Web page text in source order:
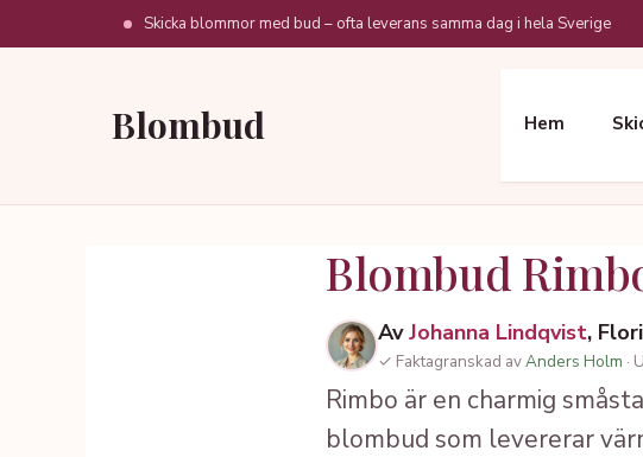
till
Skicka blommor med bud – ofta leverans samma dag i hela Sverige
Blombud Hem
Blombud
AvJohanna Lindqvist,
✓ Faktagranskad avAnders Holm ·
Rimbo är en charmig
blombud som levererar